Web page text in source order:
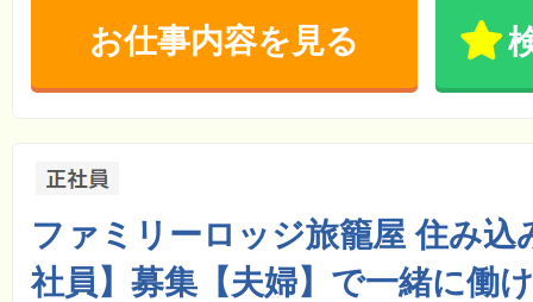
お仕事内容を見る
ファミリーロッジ旅籠屋 住み込
社員】募集【夫婦】で一緒に働